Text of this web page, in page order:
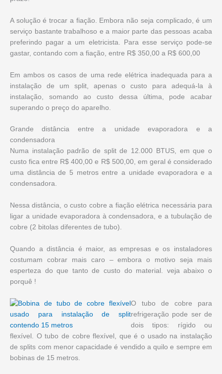
A solução é trocar a fiação. Embora não seja complicado, é um
serviço bastante trabalhoso e a maior parte das pessoas acaba
preferindo pagar a um eletricista. Para esse serviço pode-se
gastar, contando com a fiação, entre R$ 350,00 a R$ 600,00
Em ambos os casos de uma rede elétrica inadequada para a
instalação de um split, apenas o custo para adequá-la à
instalação, somando ao custo dessa última, pode acabar
superando o preço do aparelho.
Grande distância entre a unidade evaporadora e a
condensadora
Numa instalação padrão de split de 12.000 BTUS, em que o
custo fica entre R$ 400,00 e R$ 500,00, em geral é considerado
uma distância de 5 metros entre a unidade evaporadora e a
condensadora.
Nessa distância, o custo cobre a fiação elétrica necessária para
ligar a unidade evaporadora à condensadora, e a tubulação de
cobre (2 bitolas diferentes de tubo).
Quando a distância é maior, as empresas e os instaladores
costumam cobrar mais caro – embora o motivo seja mais
esperteza do que tanto de custo do material. veja abaixo o
porquê !
O tubo de cobre para
refrigeração pode ser de
dois tipos: rígido ou
flexível. O tubo de cobre flexível, que é o usado na instalação
de splits com menor capacidade é vendido a quilo e sempre em
bobinas de 15 metros.